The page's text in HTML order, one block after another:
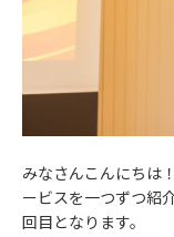
みなさんこんにちは
ービスを一つずつ紹
回目となります。